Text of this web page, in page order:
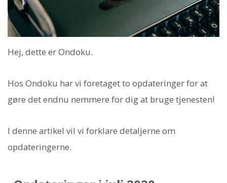
Hej, dette er Ondoku.
Hos Ondoku har vi foretaget to opdateringer for at
gøre det endnu nemmere for dig at bruge tjenesten!
I denne artikel vil vi forklare detaljerne om
opdateringerne.